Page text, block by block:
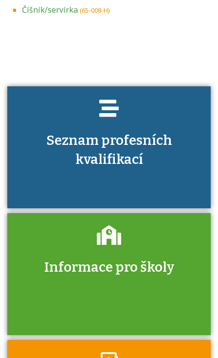
Číšník/servírka (65-008-H)
Seznam profesních
kvalifikací
Projděte si seznam profesních kvalifikací.
Informace pro školy
Zjistěte, jak se přihlásit ke zkoušce a kde